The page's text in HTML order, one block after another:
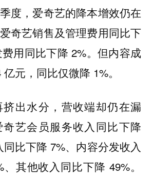
度，爱奇艺的降本增效仍在
奇艺销售及管理费用同比下
用同比下降 2%。但内容成
元，同比仅微降 1%。
出水分，营收端却仍在漏
艺会员服务收入同比下降
比下降 7%、内容分发收入
其他收入同比下降 49%。